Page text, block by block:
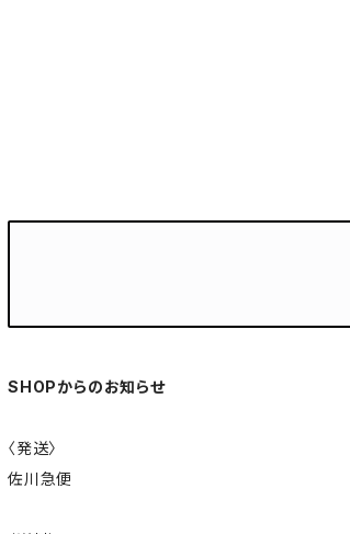
SHOPからのお知らせ
〈発送〉
佐川急便